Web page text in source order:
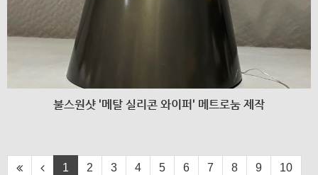
불스원샷 '메탈 실리콘 와이퍼' 메트로눔 제작
1 2 3 4 5 6 7 8 9 10